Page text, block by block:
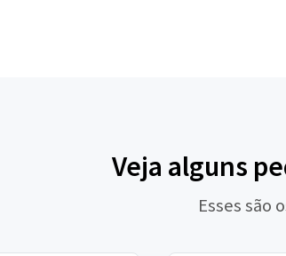
Veja alguns
Esses são